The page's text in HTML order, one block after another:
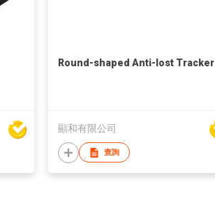
Round-shaped Anti-lost Tracker
顯和有限公司
查詢